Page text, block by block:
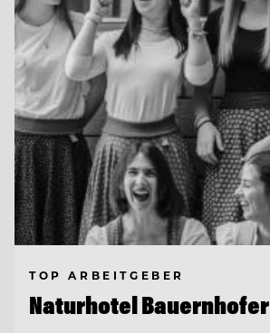
TOP ARBEITGEBER
Naturhotel Bauernhofer